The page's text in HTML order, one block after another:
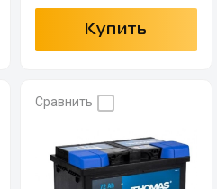
Купить
Сравнить